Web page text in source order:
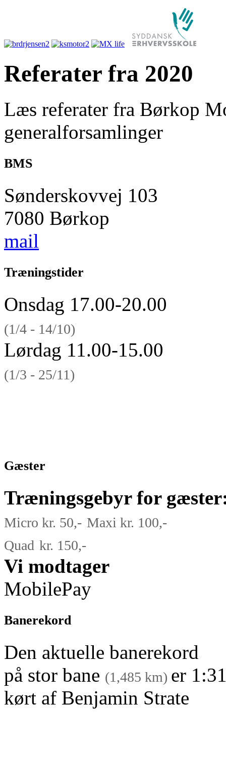
Referater fra 2020
Læs referater fra Børkop
generalforsamlinger
BMS
Sønderskovvej 103
7080 Børkop
mail
Træningstider
Onsdag 17.00-20.00
(1/4 - 14/10)
Lørdag 11.00-15.00
(1/3 - 25/11)
Gæster
Træningsgebyr for
Micro kr. 50,- Maxi kr. 100,-
Quad kr. 150,-
Vi modtager
MobilePay
Banerekord
Den aktuelle banerekord
på stor bane (1,485 km) er
kørt af Benjamin Strate